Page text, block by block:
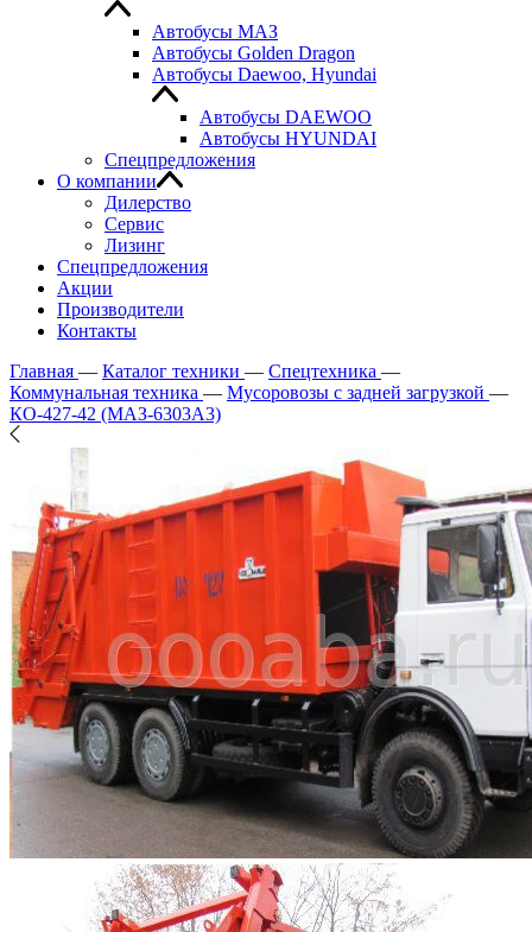
Автобусы МАЗ
Автобусы Golden Dragon
Автобусы Daewoo, Hyundai
Автобусы DAEWOO
Автобусы HYUNDAI
Спецпредложения
О компании
Дилерство
Сервис
Лизинг
Спецпредложения
Акции
Производители
Контакты
Главная — Каталог техники — Спецтехника —
Коммунальная техника — Мусоровозы с задней загрузкой —
КО-427-42 (МАЗ-6303А3)